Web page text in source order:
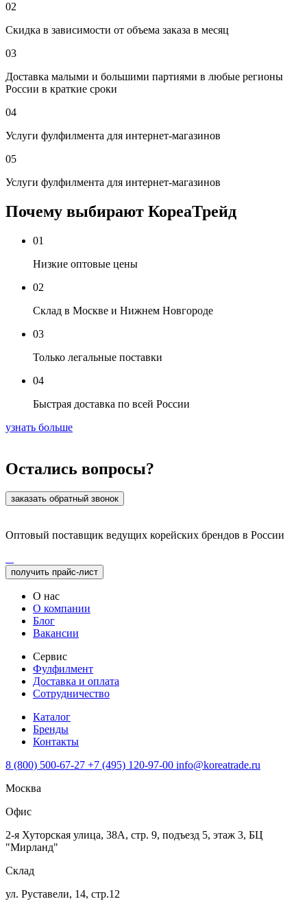
02
Скидка в зависимости от объема заказа в месяц
03
Доставка малыми и большими партиями в любые регионы
России в краткие сроки
04
Услуги фулфилмента для интернет-магазинов
05
Услуги фулфилмента для интернет-магазинов
Почему выбирают КореаТрейд
01
Низкие оптовые цены
02
Склад в Москве и Нижнем Новгороде
03
Только легальные поставки
04
Быстрая доставка по всей России
узнать больше
Остались вопросы?
заказать обратный звонок
Оптовый поставщик ведущих корейских брендов в России
получить прайс-лист
О нас
О компании
Блог
Вакансии
Сервис
Фулфилмент
Доставка и оплата
Сотрудничество
Каталог
Бренды
Контакты
8 (800) 500-67-27 +7 (495) 120-97-00 info@koreatrade.ru
Москва
Офис
2-я Хуторская улица, 38А, стр. 9, подъезд 5, этаж 3, БЦ
"Мирланд"
Склад
ул. Руставели, 14, стр.12